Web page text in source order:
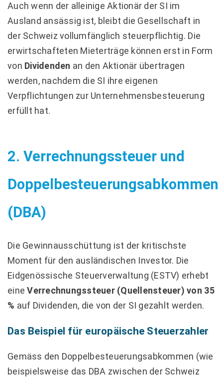
Auch wenn der alleinige Aktionär der SI im
Ausland ansässig ist, bleibt die Gesellschaft in
der Schweiz vollumfänglich steuerpflichtig. Die
erwirtschafteten Mieterträge können erst in Form
von Dividenden an den Aktionär übertragen
werden, nachdem die SI ihre eigenen
Verpflichtungen zur Unternehmensbesteuerung
erfüllt hat.
2. Verrechnungssteuer und
Doppelbesteuerungsabkommen
(DBA)
Die Gewinnausschüttung ist der kritischste
Moment für den ausländischen Investor. Die
Eidgenössische Steuerverwaltung (ESTV) erhebt
eineVerrechnungssteuer (Quellensteuer) von 35
% auf Dividenden, die von der SI gezahlt werden.
Das Beispiel für europäische Steuerzahler
Gemäss den Doppelbesteuerungsabkommen (wie
beispielsweise das DBA zwischen der Schweiz